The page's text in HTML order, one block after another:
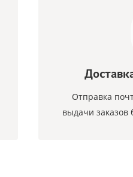
Отправка
выдачи заказов